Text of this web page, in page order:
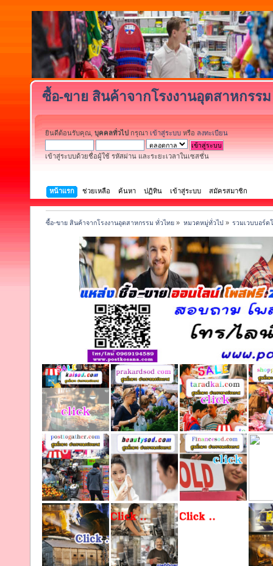
ซื้อ-ขาย สินค้าจากโรงงานอุตสาหกรร
ยินดีต้อนรับคุณ, บุคคลทั่วไป กรุณา เข้าสู่ระบบ หรือ ลงทะเบียน
เข้าสู่ระบบด้วยชื่อผู้ใช้ รหัสผ่าน และระยะเวลาในเซสชั่น
หน้าแรก ช่วยเหลือ ค้นหา ปฏิทิน เข้าสู่ระบบ สมัครสมาชิก
ซื้อ-ขาย สินค้าจากโรงงานอุตสาหกรรม ทั่วไทย » หมวดหมู่ทั่วไป» รวมเวบบอร์ด